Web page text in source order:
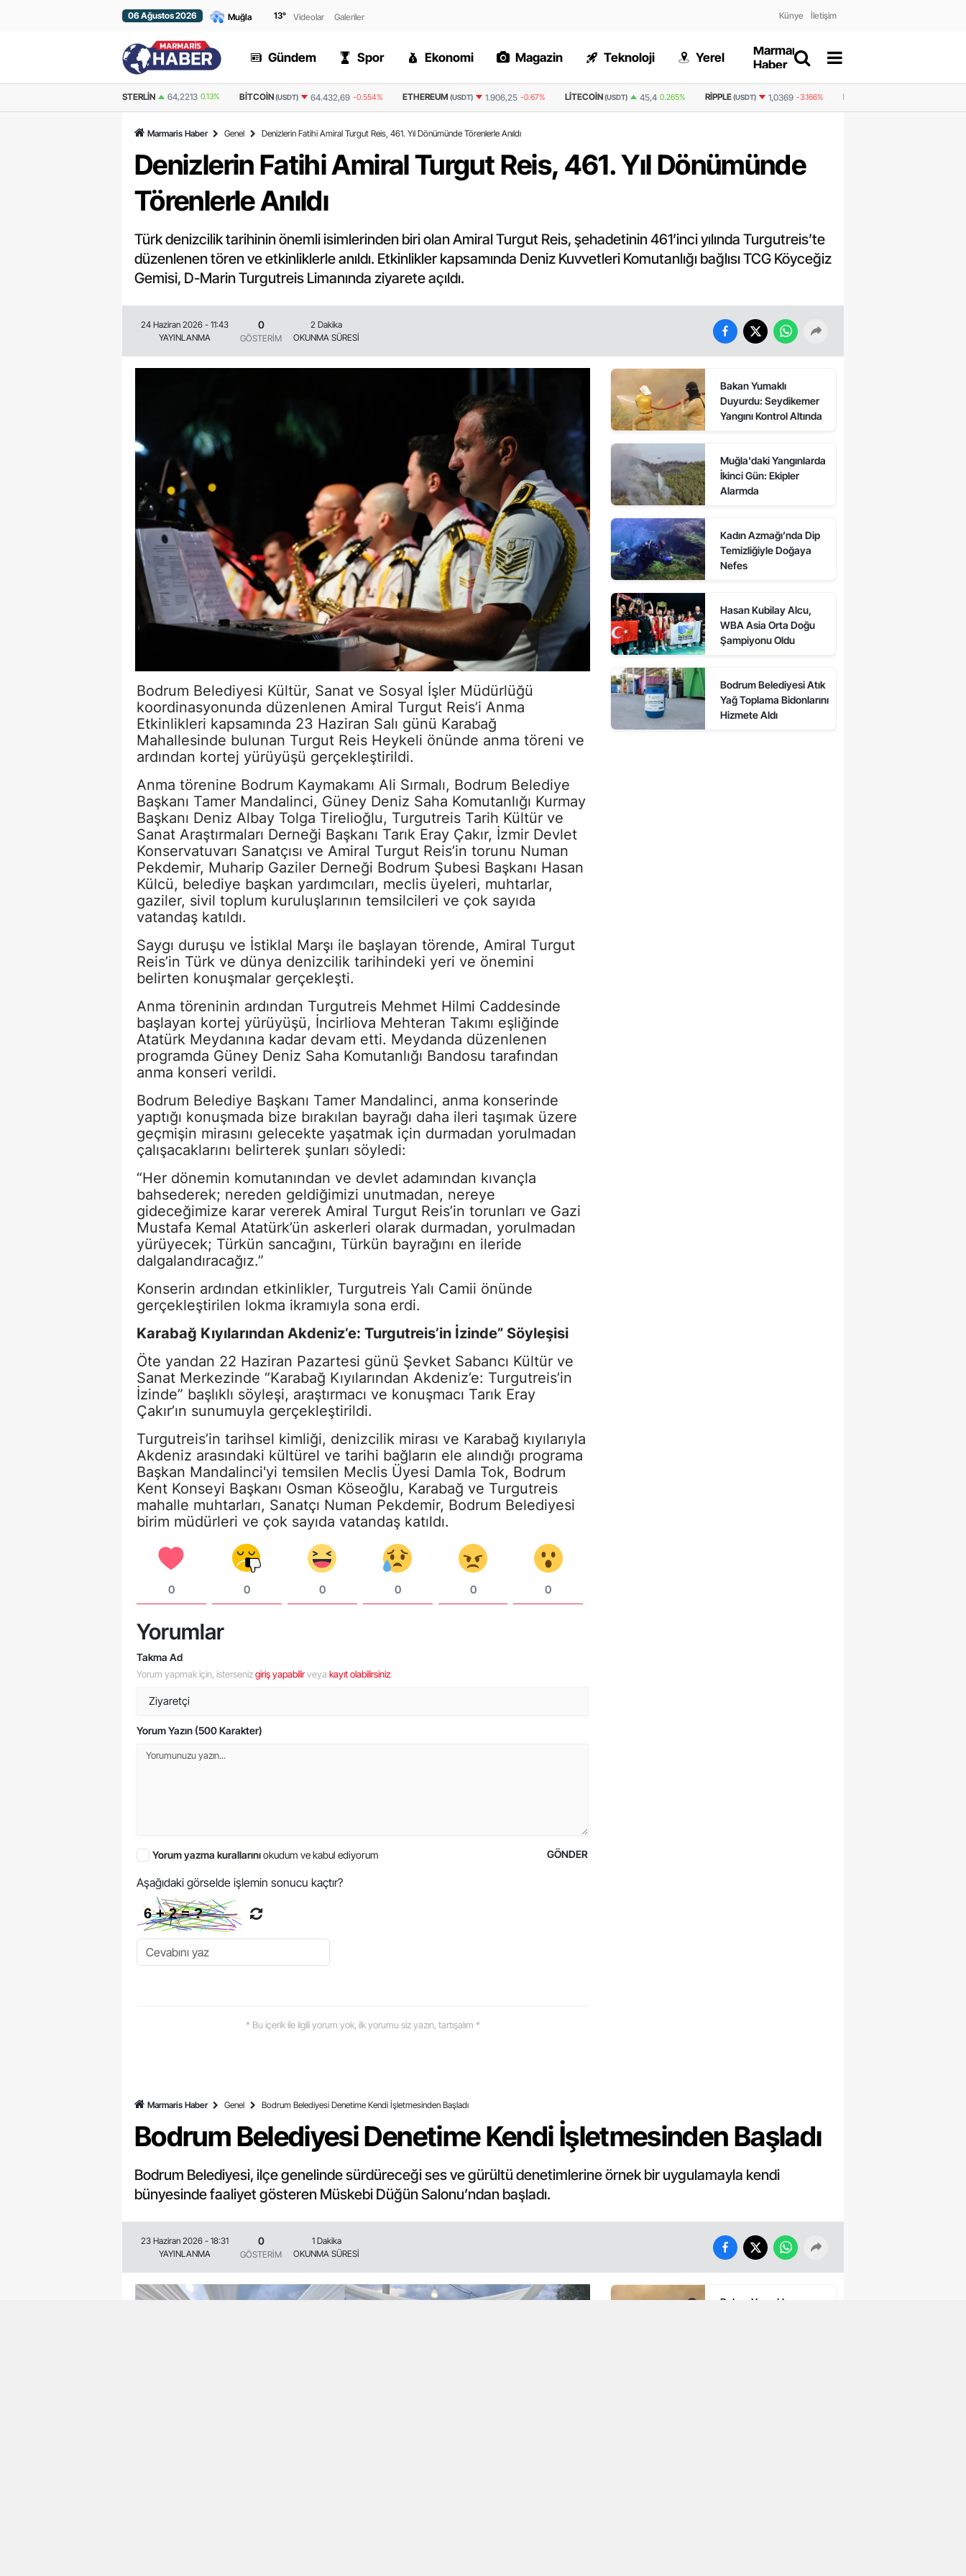
06 Ağustos 2026 13° Videolar Galeriler Künye İletişim
Gündem Spor Ekonomi Magazin Teknoloji Yerel
Marmaris
Haber
BITCOIN (USDT) 64.432,69 -0.554% ETHEREUM(USDT) 1.906,25 -0.67% LITECOIN(USDT) 45,4 0.265% RIPPLE(USDT) 1,0369 -3.166% BNB(USDT) 591,3 -1.603%
Marmaris Haber Genel Denizlerin Fatihi Amiral Turgut Reis, 461. Yıl Dönümünde Törenlerle Anıldı
Denizlerin Fatihi Amiral Turgut Reis, 461. Yıl Dönümünde
Törenlerle Anıldı
Türk denizcilik tarihinin önemli isimlerinden biri olan Amiral Turgut Reis, şehadetinin 461’inci yılında Turgutreis’te
düzenlenen tören ve etkinliklerle anıldı. Etkinlikler kapsamında Deniz Kuvvetleri Komutanlığı bağlısı TCG Köyceğiz
Gemisi, D-Marin Turgutreis Limanında ziyarete açıldı.
24 Haziran 2026 - 11:43
YAYINLANMA
0
GÖSTERİM
2 Dakika
OKUNMA SÜRESİ
Bodrum Belediyesi Kültür, Sanat ve Sosyal İşler Müdürlüğü
koordinasyonunda düzenlenen Amiral Turgut Reis’i Anma
Etkinlikleri kapsamında 23 Haziran Salı günü Karabağ
Mahallesinde bulunan Turgut Reis Heykeli önünde anma töreni ve
ardından kortej yürüyüşü gerçekleştirildi.
Anma törenine Bodrum Kaymakamı Ali Sırmalı, Bodrum Belediye
Başkanı Tamer Mandalinci, Güney Deniz Saha Komutanlığı Kurmay
Başkanı Deniz Albay Tolga Tirelioğlu, Turgutreis Tarih Kültür ve
Sanat Araştırmaları Derneği Başkanı Tarık Eray Çakır, İzmir Devlet
Konservatuvarı Sanatçısı ve Amiral Turgut Reis’in torunu Numan
Pekdemir, Muharip Gaziler Derneği Bodrum Şubesi Başkanı Hasan
Külcü, belediye başkan yardımcıları, meclis üyeleri, muhtarlar,
gaziler, sivil toplum kuruluşlarının temsilcileri ve çok sayıda
vatandaş katıldı.
Saygı duruşu ve İstiklal Marşı ile başlayan törende, Amiral Turgut
Reis’in Türk ve dünya denizcilik tarihindeki yeri ve önemini
belirten konuşmalar gerçekleşti.
Anma töreninin ardından Turgutreis Mehmet Hilmi Caddesinde
başlayan kortej yürüyüşü, İncirliova Mehteran Takımı eşliğinde
Atatürk Meydanına kadar devam etti. Meydanda düzenlenen
programda Güney Deniz Saha Komutanlığı Bandosu tarafından
anma konseri verildi.
Bodrum Belediye Başkanı Tamer Mandalinci, anma konserinde
yaptığı konuşmada bize bırakılan bayrağı daha ileri taşımak üzere
geçmişin mirasını gelecekte yaşatmak için durmadan yorulmadan
çalışacaklarını belirterek şunları söyledi:
“Her dönemin komutanından ve devlet adamından kıvançla
bahsederek; nereden geldiğimizi unutmadan, nereye
gideceğimize karar vererek Amiral Turgut Reis’in torunları ve Gazi
Mustafa Kemal Atatürk’ün askerleri olarak durmadan, yorulmadan
yürüyecek; Türkün sancağını, Türkün bayrağını en ileride
dalgalandıracağız.”
Konserin ardından etkinlikler, Turgutreis Yalı Camii önünde
gerçekleştirilen lokma ikramıyla sona erdi.
Karabağ Kıyılarından Akdeniz’e: Turgutreis’in İzinde” Söyleşisi
Öte yandan 22 Haziran Pazartesi günü Şevket Sabancı Kültür ve
Sanat Merkezinde “Karabağ Kıyılarından Akdeniz’e: Turgutreis’in
İzinde” başlıklı söyleşi, araştırmacı ve konuşmacı Tarık Eray
Çakır’ın sunumuyla gerçekleştirildi.
Turgutreis’in tarihsel kimliği, denizcilik mirası ve Karabağ kıyılarıyla
Akdeniz arasındaki kültürel ve tarihi bağların ele alındığı programa
Başkan Mandalinci'yi temsilen Meclis Üyesi Damla Tok, Bodrum
Kent Konseyi Başkanı Osman Köseoğlu, Karabağ ve Turgutreis
mahalle muhtarları, Sanatçı Numan Pekdemir, Bodrum Belediyesi
birim müdürleri ve çok sayıda vatandaş katıldı.
0 0 0 0 0 0
Yorumlar
Takma Ad
Yorum yapmak için, istersenizgiriş yapabilirveya kayıt olabilirsiniz.
Yorum Yazın (500 Karakter)
GÖNDER
Yorum yazma kurallarınıokudum ve kabul ediyorum
Aşağıdaki görselde işlemin sonucu kaçtır?
* Bu içerik ile ilgili yorum yok, ilk yorumu siz yazın, tartışalım *
Bakan Yumaklı
Duyurdu: Seydikemer
Yangını Kontrol Altında
Muğla'daki Yangınlarda
İkinci Gün: Ekipler
Alarmda
Kadın Azmağı’nda Dip
Temizliğiyle Doğaya
Nefes
Hasan Kubilay Alcu,
WBA Asia Orta Doğu
Şampiyonu Oldu
Bodrum Belediyesi Atık
Yağ Toplama Bidonlarını
Hizmete Aldı
Marmaris Haber Genel Bodrum Belediyesi Denetime Kendi İşletmesinden Başladı
Bodrum Belediyesi Denetime Kendi İşletmesinden Başladı
Bodrum Belediyesi, ilçe genelinde sürdüreceği ses ve gürültü denetimlerine örnek bir uygulamayla kendi
bünyesinde faaliyet gösteren Müskebi Düğün Salonu’ndan başladı.
23 Haziran 2026 - 18:31
YAYINLANMA
0
GÖSTERİM
1 Dakika
OKUNMA SÜRESİ
Bakan Yumaklı